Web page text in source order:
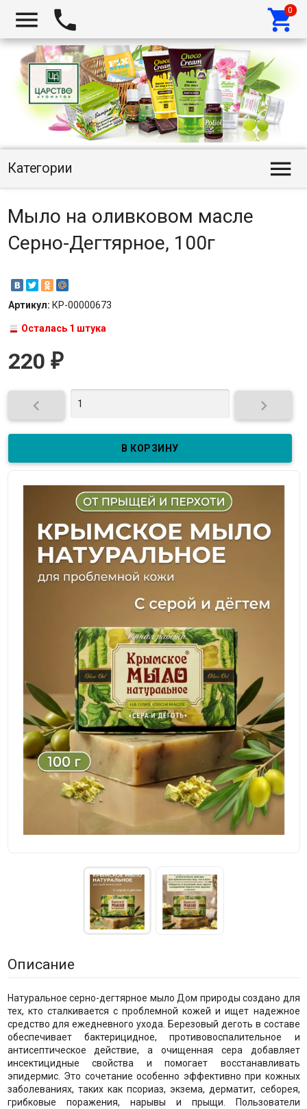
  
Категории 
Мыло на оливковом масле
Серно-Дегтярное, 100г
Артикул: КР-00000673
Осталась 1 штука
220 ₽
 
Описание
Натуральное серно-дегтярное мыло Дом природы создано для
тех, кто сталкивается с проблемной кожей и ищет надежное
средство для ежедневного ухода. Березовый деготь в составе
обеспечивает бактерицидное, противовоспалительное и
антисептическое действие, а очищенная сера добавляет
инсектицидные свойства и помогает восстанавливать
эпидермис. Это сочетание особенно эффективно при кожных
заболеваниях, таких как псориаз, экзема, дерматит, себорея,
грибковые поражения, нарывы и прыщи. Пользователи